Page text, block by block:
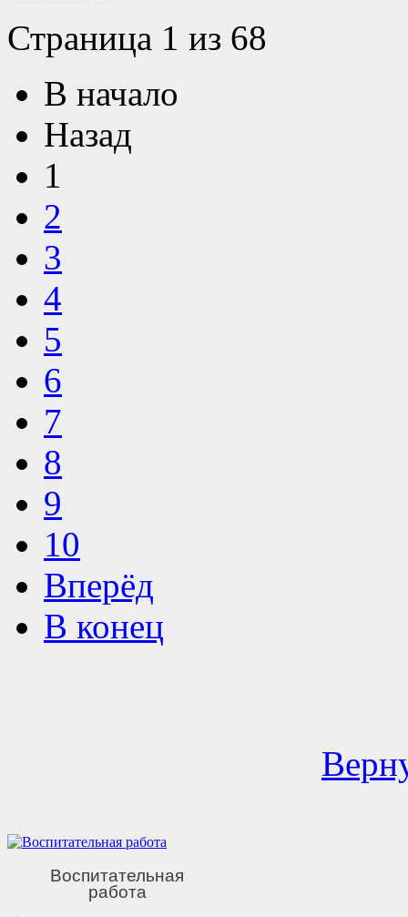
Страница 1 из 68
В начало
Назад
1
2
3
4
5
6
7
8
9
10
Вперёд
В конец
Воспитательная
работа